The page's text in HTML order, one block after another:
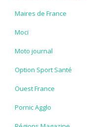
Maires de France
Moci
Moto journal
Option Sport Santé
Ouest France
Pornic Agglo